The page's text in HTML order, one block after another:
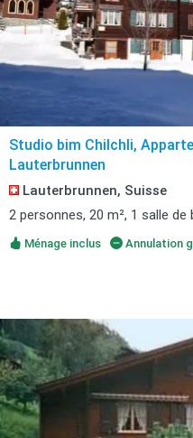
Studio bim Chilchli,
Lauterbrunnen
Lauterbrunnen, Suisse
2 personnes, 20 m², 1 salle de
Ménage inclus Annulation